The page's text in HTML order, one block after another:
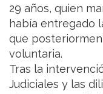
29 años, quien
había entregado
que
voluntaria.
Tras la
Judiciales y las